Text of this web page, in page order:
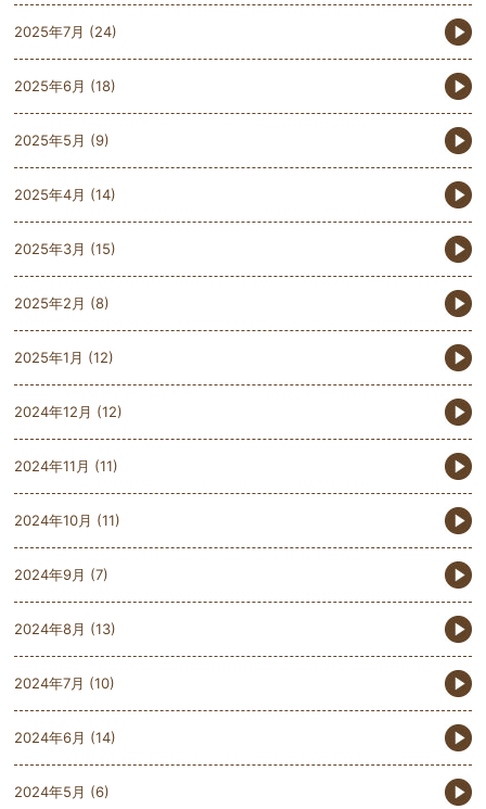
2025年7月 (24)
2025年6月 (18)
2025年5月 (9)
2025年4月 (14)
2025年3月 (15)
2025年2月 (8)
2025年1月 (12)
2024年12月 (12)
2024年11月 (11)
2024年10月 (11)
2024年9月 (7)
2024年8月 (13)
2024年7月 (10)
2024年6月 (14)
2024年5月 (6)